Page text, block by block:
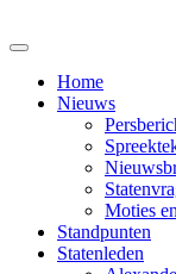
Home
Nieuws
Moties
Standpunten
Statenleden